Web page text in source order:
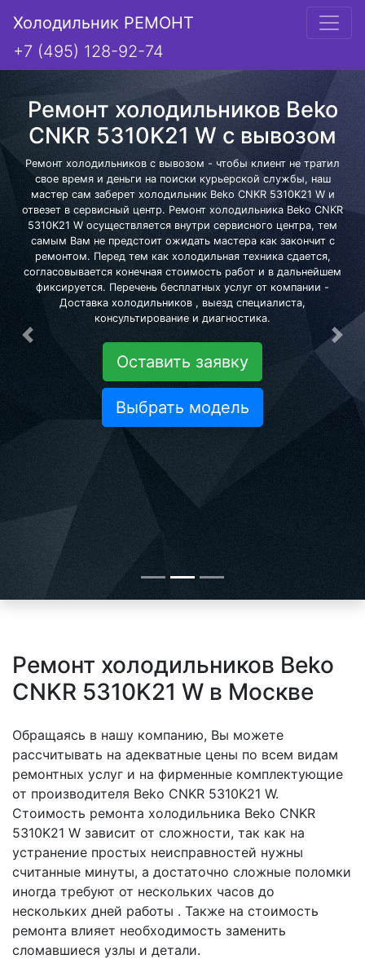
Холодильник РЕМОНТ
+7 (495) 128-92-74
Ремонт холодильников Beko
CNKR 5310K21 W с вывозом
Ремонт холодильников с вывозом - чтобы клиент не тратил
свое время и деньги на поиски курьерской службы, наш
мастер сам заберет холодильник Beko CNKR 5310K21 W и
отвезет в сервисный центр. Ремонт холодильника Beko CNKR
5310K21 W осуществляется внутри сервисного центра, тем
самым Вам не предстоит ожидать мастера как закончит с
ремонтом. Перед тем как холодильная техника сдается,
согласовывается конечная стоимость работ и в дальнейшем
фиксируется. Перечень бесплатных услуг от компании -
Доставка холодильников , выезд специалиста,
консультирование и диагностика.
Оставить заявку
Выбрать модель
Предыдущая
Ремонт холодильников Beko
CNKR 5310K21 W в Москве
Обращаясь в нашу компанию, Вы можете
рассчитывать на адекватные цены по всем видам
ремонтных услуг и на фирменные комплектующие
от производителя Beko CNKR 5310K21 W.
Стоимость ремонта холодильника Beko CNKR
5310K21 W зависит от сложности, так как на
устранение простых неисправностей нужны
считанные минуты, а достаточно сложные поломки
иногда требуют от нескольких часов до
нескольких дней работы . Также на стоимость
ремонта влияет необходимость заменить
сломавшиеся узлы и детали.